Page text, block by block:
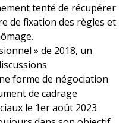
tenté de récupérer
de fixation des règles et
» de 2018, un
forme de négociation
de cadrage
le 1er août 2023